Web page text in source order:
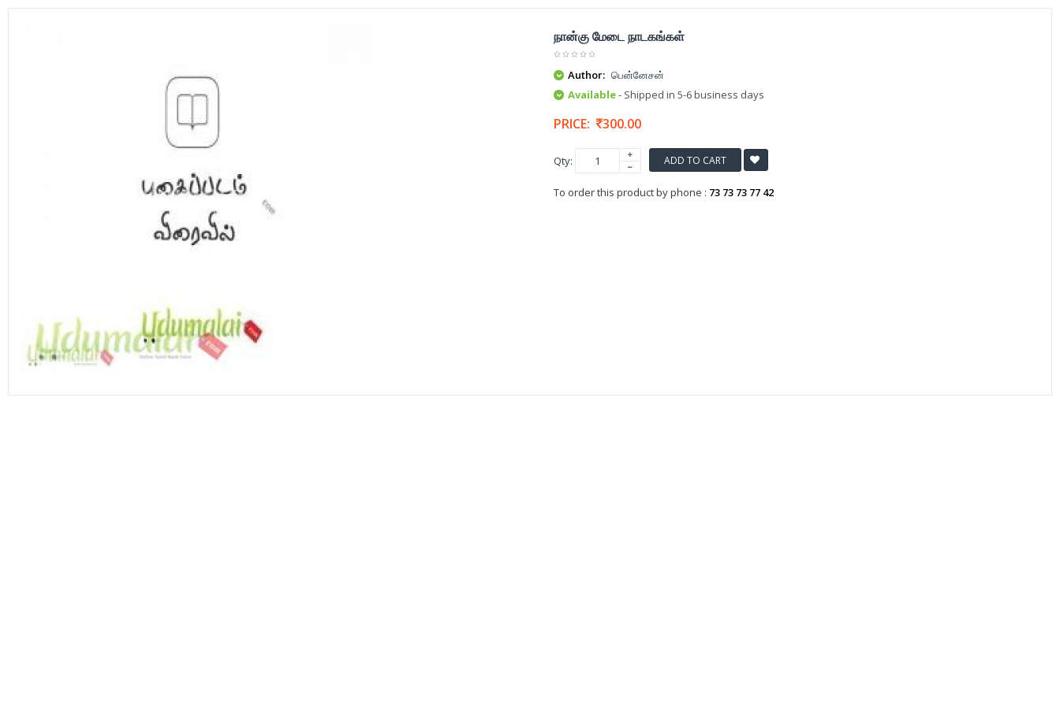
நான்கு மேடை நாடகங்கள்
Author: பென்னேசன்
Available- Shipped in 5-6 business days
PRICE: 300.00
Qty: ADD TO CART
To order this product by phone : 73 73 73 77 42